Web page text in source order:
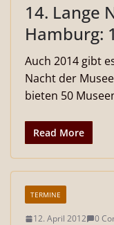
14. Lange
Hamburg:
Auch 2014 gibt
Nacht der
bieten 50
Read More
TERMINE
12. April 2012 0